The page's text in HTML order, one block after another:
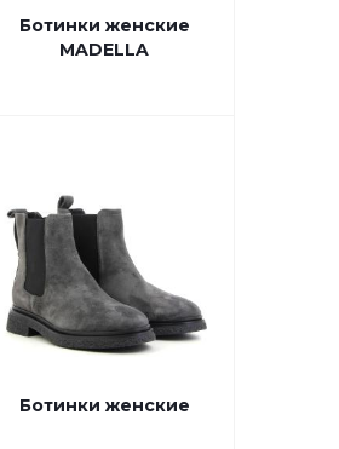
Ботинки женские
MADELLA
Ботинки женские